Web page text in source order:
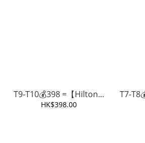
T9-T10💰398 =【Hilton...
HK$398.00
T7-